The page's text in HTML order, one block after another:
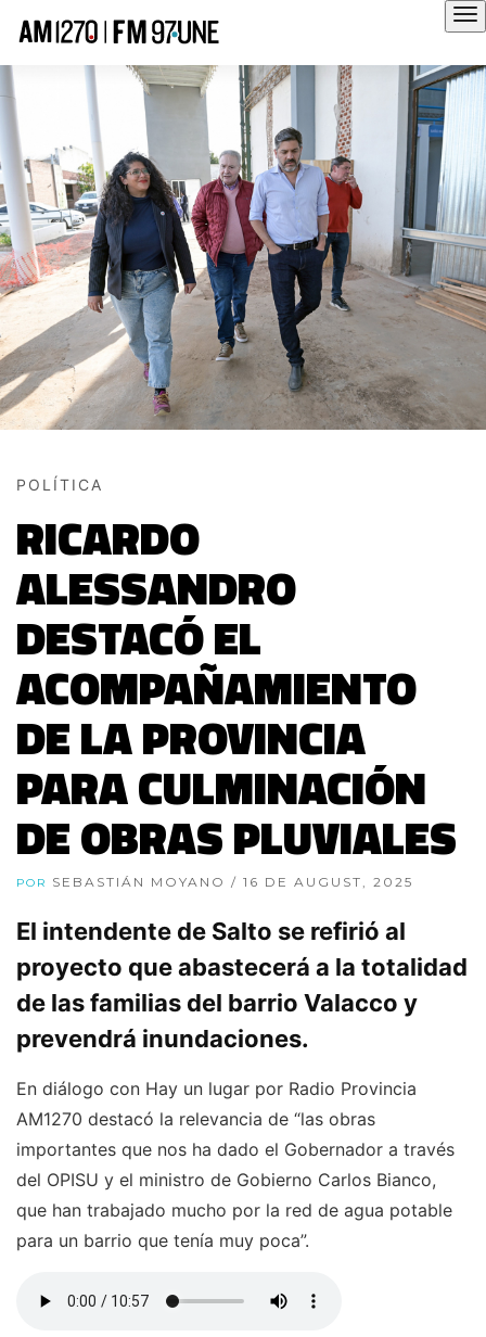
POLÍTICA
RICARDO
ALESSANDRO
DESTACÓ EL
ACOMPAÑAMIENTO
DE LA PROVINCIA
PARA CULMINACIÓN
DE OBRAS PLUVIALES
POR SEBASTIÁN MOYANO / 16 DE AUGUST, 2025
El intendente de Salto se refirió al
proyecto que abastecerá a la totalidad
de las familias del barrio Valacco y
prevendrá inundaciones.
En diálogo con Hay un lugar por Radio Provincia
AM1270 destacó la relevancia de “las obras
importantes que nos ha dado el Gobernador a través
del OPISU y el ministro de Gobierno Carlos Bianco,
que han trabajado mucho por la red de agua potable
para un barrio que tenía muy poca”.